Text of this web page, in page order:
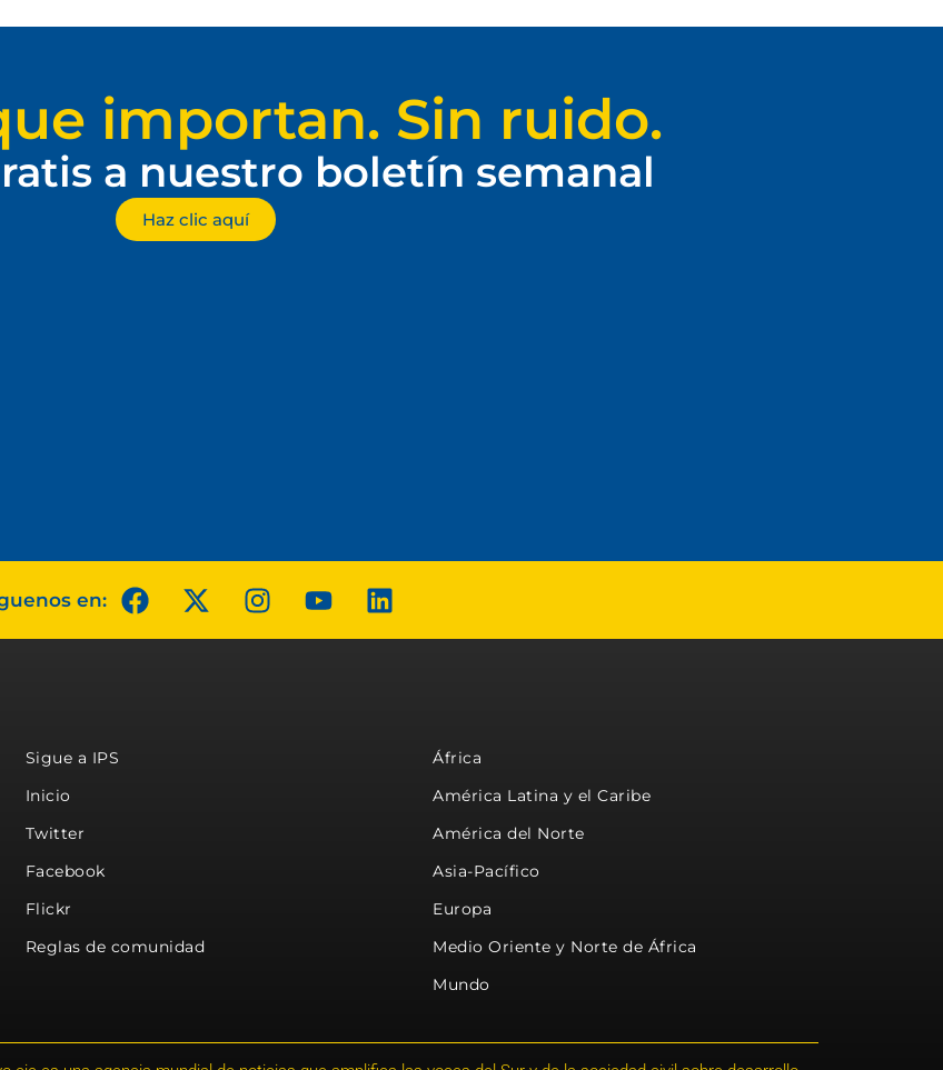
importan. Sin ruido.
a nuestro boletín semanal
Haz clic aquí
en:
Sigue a IPS
Inicio
Twitter
Facebook
Flickr
Reglas de comunidad
África
América Latina y el Caribe
América del Norte
Asia-Pacífico
Europa
Medio Oriente y Norte de África
Mundo